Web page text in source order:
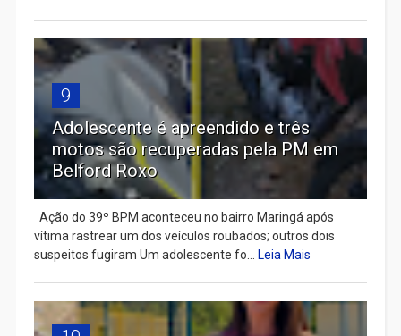
9
Adolescente é apreendido e três
motos são recuperadas pela PM em
Belford Roxo
Ação do 39º BPM aconteceu no bairro Maringá após
vítima rastrear um dos veículos roubados; outros dois
suspeitos fugiram Um adolescente fo...
Leia Mais